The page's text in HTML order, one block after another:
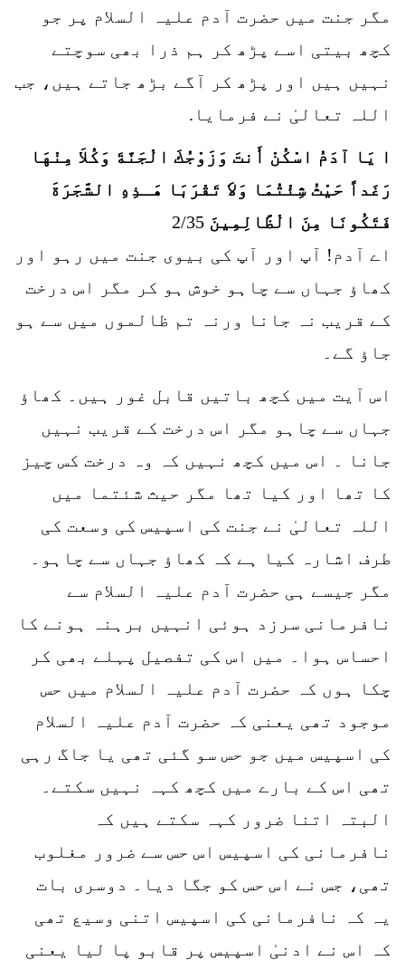
مگر جنت میں حضرت آدم علیہ السلام پر جو
کچھ بیتی اسے پڑھ کر ہم ذرا بھی سوچتے
نہیں ہیں اور پڑھ کر آگے بڑھ جاتے ہیں، جب
اللہ تعالیٰ نے فرمایا.
ا يَا آدَمُ اسْكُنْ أَنتَ وَزَوْجُكَ الْجَنَّةَ وَكُلاَ مِنْهَا
رَغَداً حَيْثُ شِئْتُمَا وَلاَ تَقْرَبَا هَـذِهِ الشَّجَرَةَ
فَتَكُونَا مِنَ الْظَّالِمِينَ
اے آدم! آپ اور آپ کی بیوی جنت میں رہو اور
کھاؤ جہاں سے چاہو خوش ہو کر مگر اس درخت
کے قریب نہ جانا ورنہ تم ظالموں میں سے ہو
جاؤ گے۔
اس آیت میں کچھ باتیں قابل غور ہیں۔ کھاؤ
جہاں سے چاہو مگر اس درخت کے قریب نہیں
جانا ۔ اس میں کچھ نہیں کہ وہ درخت کس چیز
کا تھا اور کیا تھا مگر حیث شئتما میں
اللہ تعالیٰ نے جنت کی اسپیس کی وسعت کی
طرف اشارہ کیا ہے کہ کھاؤ جہاں سے چاہو۔
مگر جیسے ہی حضرت آدم علیہ السلام سے
نافرمانی سرزد ہوئی انہیں برہنہ ہونے کا
احساس ہوا۔ میں اس کی تفصیل پہلے بھی کر
چکا ہوں کہ حضرت آدم علیہ السلام میں حس
موجود تھی یعنی کہ حضرت آدم علیہ السلام
کی اسپیس میں جو حس سو گئی تھی یا جاگ رہی
تھی اس کے بارے میں کچھ کہہ نہیں سکتے۔
البتہ اتنا ضرور کہہ سکتے ہیں کہ
نافرمانی کی اسپیس اس حس سے ضرور مغلوب
تھی، جس نے اس حس کو جگا دیا۔ دوسری بات
یہ کہ نافرمانی کی اسپیس اتنی وسیع تھی
کہ اس نے ادنیٰ اسپیس پر قابو پا لیا یعنی